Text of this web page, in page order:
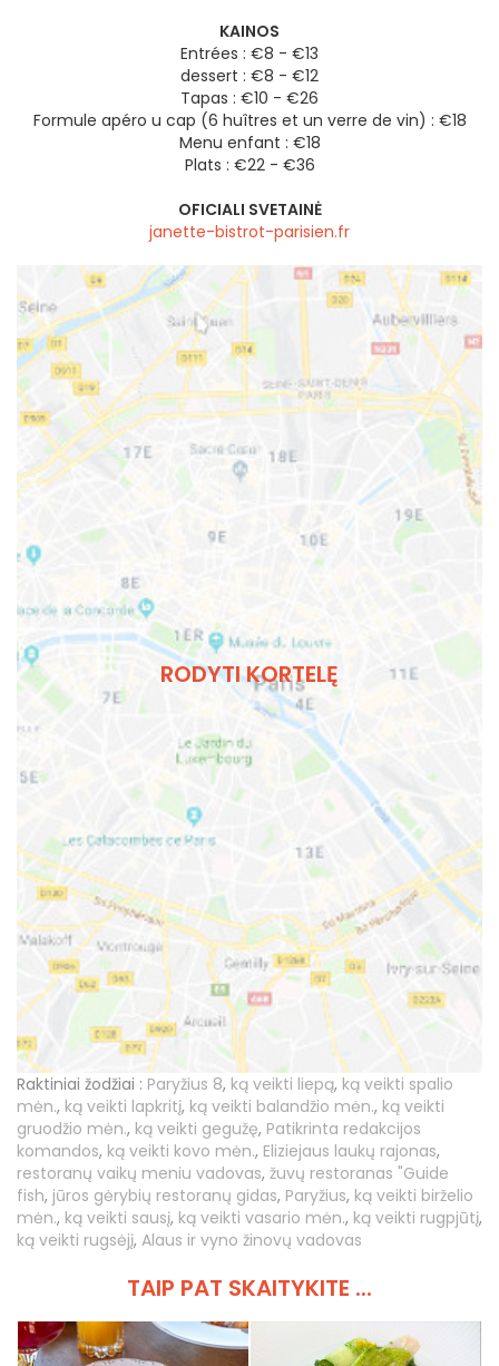
KAINOS
Entrées : €8 - €13
dessert : €8 - €12
Tapas : €10 - €26
Formule apéro u cap (6 huîtres et un verre de vin) : €18
Menu enfant : €18
Plats : €22 - €36
OFICIALI SVETAINĖ
janette-bistrot-parisien.fr
RODYTI KORTELĘ
Raktiniai žodžiai : Paryžius 8, ką veikti liepą, ką veikti spalio
mėn., ką veikti lapkritį, ką veikti balandžio mėn., ką veikti
gruodžio mėn., ką veikti gegužę, Patikrinta redakcijos
komandos, ką veikti kovo mėn., Eliziejaus laukų rajonas,
restoranų vaikų meniu vadovas, žuvų restoranas "Guide
fish, jūros gėrybių restoranų gidas, Paryžius, ką veikti birželio
mėn., ką veikti sausį, ką veikti vasario mėn., ką veikti rugpjūtį,
ką veikti rugsėjį, Alaus ir vyno žinovų vadovas
TAIP PAT SKAITYKITE ...